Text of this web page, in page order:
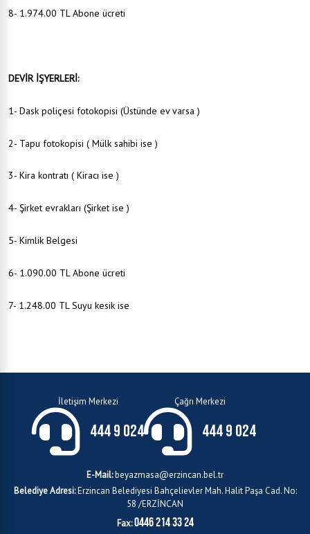
8- 1.974.00 TL Abone ücreti
DEVİR İŞYERLERİ:
1- Dask poliçesi fotokopisi (Üstünde ev varsa )
2- Tapu fotokopisi ( Mülk sahibi ise )
3- Kira kontratı ( Kiracı ise )
4- Şirket evrakları (Şirket ise )
5- Kimlik Belgesi
6- 1.090.00 TL Abone ücreti
7- 1.248.00 TL Suyu kesik ise
İletişim Merkezi
444 9 024
Çağrı Merkezi
444 9 024
E-Mail:beyazmasa@erzincan.bel.tr
Belediye Adresi:Erzincan Belediyesi Bahçelievler Mah. Halit Paşa Cad. No:
58 /ERZİNCAN
Fax:0446 214 33 24